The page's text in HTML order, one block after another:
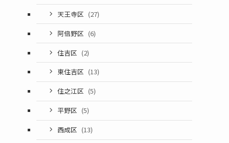
天王寺区 (27)
阿倍野区 (6)
住吉区 (2)
東住吉区 (13)
住之江区 (5)
平野区 (5)
西成区 (13)